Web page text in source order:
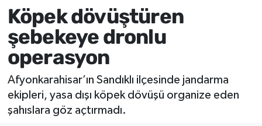
Köpek dövüştüren
şebekeye dronlu
operasyon
Afyonkarahisar’ın Sandıklı ilçesinde jandarma
ekipleri, yasa dışı köpek dövüşü organize eden
şahıslara göz açtırmadı.
Sağlık
Eğitim
Ekonomi